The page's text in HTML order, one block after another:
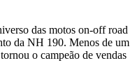
das motos on-off road
da NH 190. Menos de um
o campeão de vendas